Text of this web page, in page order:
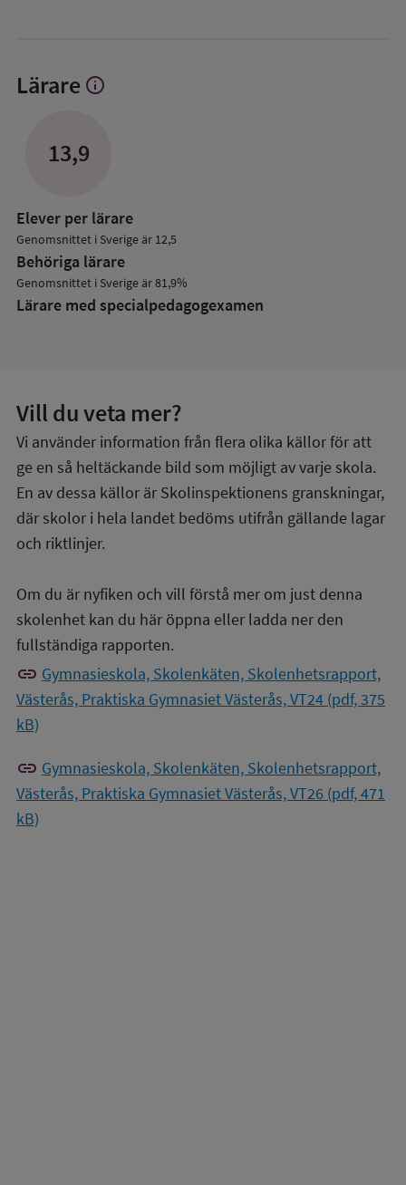
Lärare Visa
info
13,9
Elever per lärare
Genomsnittet i Sverige är 12,5
Behöriga lärare
Genomsnittet i Sverige är 81,9%
Lärare med specialpedagog­examen
Vill du veta mer?
Vi använder information från flera olika källor för att
ge en så heltäckande bild som möjligt av varje skola.
En av dessa källor är Skolinspektionens granskningar,
där skolor i hela landet bedöms utifrån gällande lagar
och riktlinjer.
Om du är nyfiken och vill förstå mer om just denna
skolenhet kan du här öppna eller ladda ner den
fullständiga rapporten.
link Gymnasieskola, Skolenkäten, Skolenhetsrapport,
Västerås, Praktiska Gymnasiet Västerås, VT24 (pdf, 375
kB)
link Gymnasieskola, Skolenkäten, Skolenhetsrapport,
Västerås, Praktiska Gymnasiet Västerås, VT26 (pdf, 471
kB)